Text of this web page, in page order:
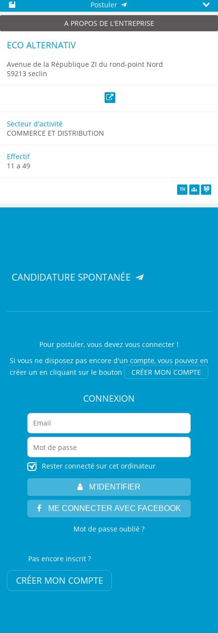
Sauvegarder
Postuler
A PROPOS DE L'ENTREPRISE
ECO ALTERNATIV
Avenue de la République ZI du rond-point Nord
59213 seclin
Secteur d'activité
COMMERCE ET DISTRIBUTION
Effectif
11 a 49
CANDIDATURE SPONTANÉE
Pour postuler, vous devez vous connecter !
Si vous ne disposez pas encore d'un compte, vous pouvez en
créer un en cliquant sur le bouton
CRÉER MON COMPTE
CONNEXION
Rester connecté sur cet ordinateur
M'IDENTIFIER
ME CONNECTER AVEC FACEBOOK
Mot de passe oublié ?
Pas encore inscrit ?
CRÉER MON COMPTE